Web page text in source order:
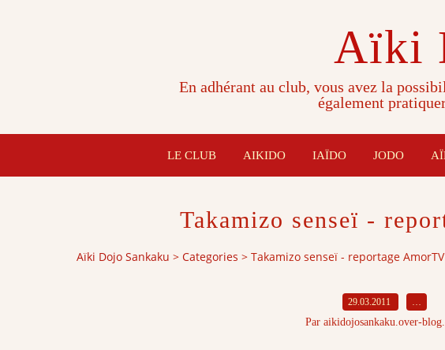
Aïki
En adhérant au club, vous avez la
également
LE CLUB AIKIDO IAÏDO JODO
Takamizo senseï -
Aïki Dojo Sankaku > Categories > Takamizo senseï - reportage AmorTV
29.03.2011
Par aikidojosankaku.over-